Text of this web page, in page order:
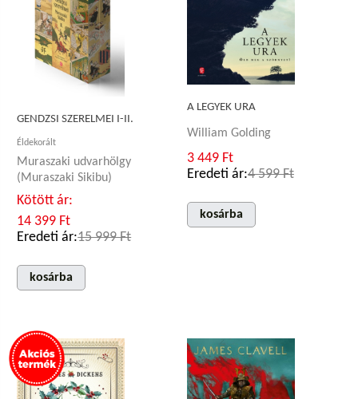
GENDZSI SZERELMEI I-II.
Éldekorált
Muraszaki udvarhölgy
(Muraszaki Sikibu)
Kötött ár:
14 399 Ft
Eredeti ár:15 999 Ft
kosárba
A LEGYEK URA
William Golding
3 449 Ft
Eredeti ár:4 599 Ft
kosárba